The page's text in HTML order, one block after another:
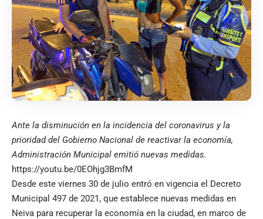
Ante la disminución en la incidencia del coronavirus y la
prioridad del Gobierno Nacional de reactivar la economía,
Administración Municipal emitió nuevas medidas.
https://youtu.be/0EOhjg3BmfM
Desde este viernes 30 de julio entró en vigencia el Decreto
Municipal 497 de 2021, que establece nuevas medidas en
Neiva para recuperar la economía en la ciudad, en marco de